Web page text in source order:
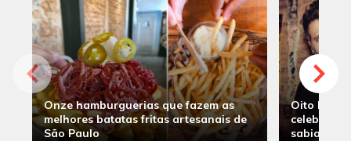
Onze hamburguerias que fazem as
melhores batatas fritas artesanais de
São Paulo
Oito
sabia